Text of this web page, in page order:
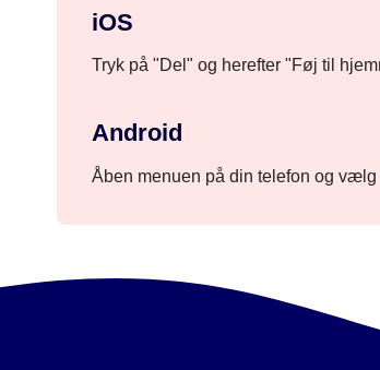
iOS
Tryk på "Del" og herefter "Føj til
Android
Åben menuen på din telefon og